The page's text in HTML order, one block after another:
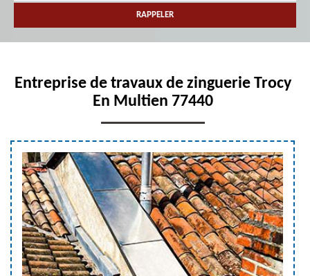
Entreprise de travaux de zinguerie Trocy
En Multien 77440